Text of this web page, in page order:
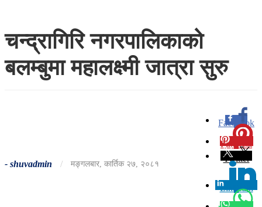
चन्द्रागिरि नगरपालिकाको
बलम्बुमा महालक्ष्मी जात्रा सुरु
- shuvadmin / मङ्गलबार, कार्तिक २७, २०८१
Facebook
0
Pinterest
Twitter
Linkedin
0